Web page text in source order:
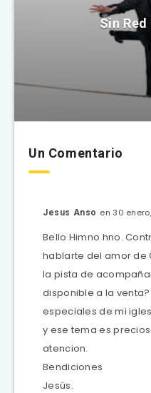
Sin
Un Comentario
Jesus Anso en 30
Bello Himno hno.
hablarte del amor de
la pista de
disponible a la
especiales de mi
y ese tema es
atencion.
Bendiciones
Jesús.